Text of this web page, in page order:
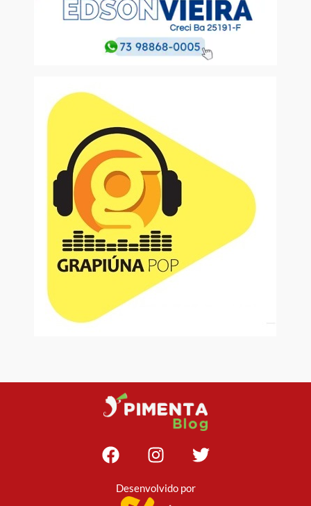
Desenvolvido por